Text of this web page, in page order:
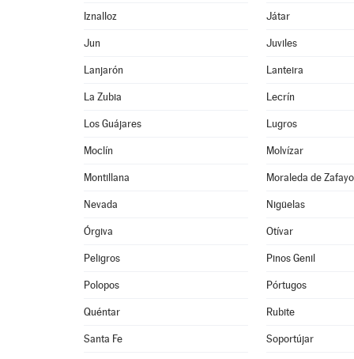
Iznalloz Játar
Jun Juviles
Lanjarón Lanteira
La Zubia Lecrín
Los Guájares Lugros
Moclín Molvízar
Montillana Moraleda de
Nevada Nigüelas
Órgiva Otívar
Peligros Pinos Genil
Polopos Pórtugos
Quéntar Rubite
Santa Fe Soportújar